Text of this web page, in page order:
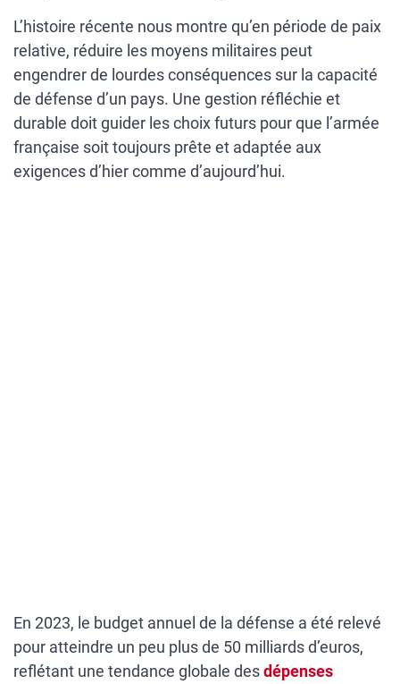
L’histoire récente nous montre qu’en période de paix
relative, réduire les moyens militaires peut
engendrer de lourdes conséquences sur la capacité
de défense d’un pays. Une gestion réfléchie et
durable doit guider les choix futurs pour que l’armée
française soit toujours prête et adaptée aux
exigences d’hier comme d’aujourd’hui.
En 2023, le budget annuel de la défense a été relevé
pour atteindre un peu plus de 50 milliards d’euros,
reflétant une tendance globale desdépenses